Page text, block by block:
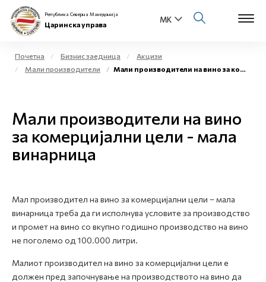
Физички лица
Бизнис заедница
Медиа центар
Контакт
Е-Весник
Република Северна Македонија
Царинска управа
Почетна Бизнис заедница
Акцизи
Мали производители
Мали производители на вино за комерцијални цели - мала винарница
Мали производители на вино
за комерцијални цели - мала
винарница
Мал производител на вино за комерцијални цели – мала
винарница треба да ги исполнува условите за производство
и промет на вино со вкупно годишно производство на вино
не поголемо од 100.000 литри.
Малиот производител на вино за комерцијални цели е
должен пред започнување на производството на вино да